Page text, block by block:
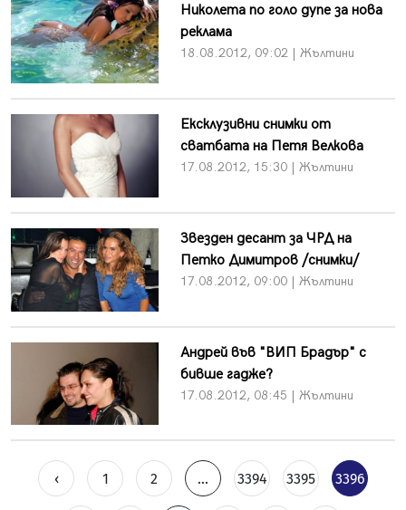
Николета по голо дупе за нова
реклама
18.08.2012, 09:02 | Жълтини
Ексклузивни снимки от
сватбата на Петя Велкова
17.08.2012, 15:30 | Жълтини
Звезден десант за ЧРД на
Петко Димитров /снимки/
17.08.2012, 09:00 | Жълтини
Андрей във "ВИП Брадър" с
бивше гадже?
17.08.2012, 08:45 | Жълтини
‹ 1 2 ... 3394 3395 3396